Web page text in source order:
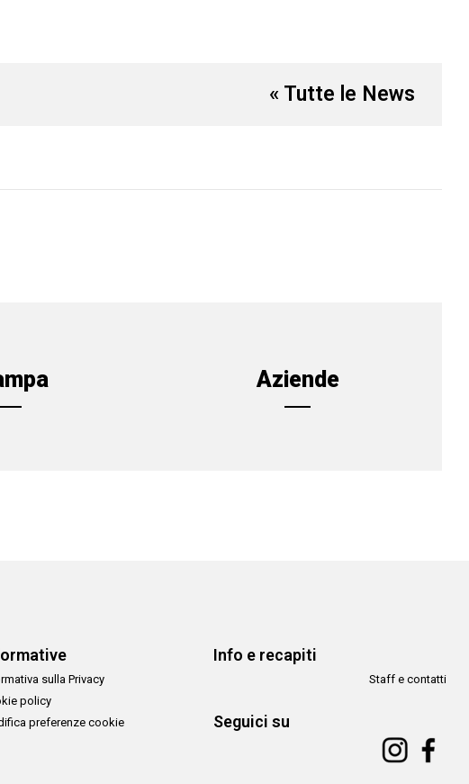
« Tutte le News
Aziende
sulla Privacy
policy
preferenze cookie
Info e recapiti
Staff e contatti
Seguici su